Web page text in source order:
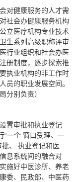
对健康服务的人才需
社会办健康服务机构
立医疗机构专业技术
生系列高级职称评审
行业组织和社会办医
册制度，逐步探索推
执业机构的非工作时
员的职业发展空间。
分别负责）
置审批和执业登记
“一个 窗口受理、一
、 执业登记和医
息系统间的融合对
施好中医诊所、养老
委、民政部、中医药